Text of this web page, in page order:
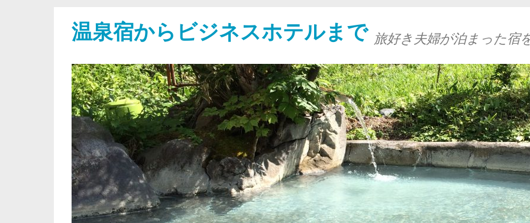
温泉宿からビジネスホテルまで 旅好き夫婦が泊まった宿